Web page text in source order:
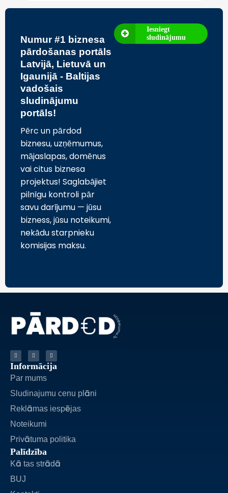
Numur #1 biznesa
pārdošanas portāls
Latvijā, Lietuvā un
Igaunijā - Baltijas
vadošais
sludinājumu
portāls!
Pērc un pārdod
biznesu, uzņēmumus,
mājaslapas, domēnus
vai citus biznesa
projektus! Saglabājiet
pilnīgu kontroli pār
savu darījumu — jūsu
bizness, jūsu noteikumi,
nekādu starpnieku
komisijas maksu.
Iesniegt
sludinājumu
Informācija
Par mums
Sludinajumu cenu plāni
Reklāmas iespējas
Noteikumi
Privātuma politika
Palīdzība
Kā tas strādā
BUJ